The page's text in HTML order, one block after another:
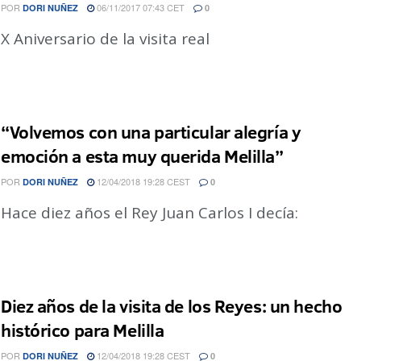
POR DORI NUÑEZ 06/11/2017 07:43 CET 0
X Aniversario de la visita real
“Volvemos con una particular alegría y
emoción a esta muy querida Melilla”
POR DORI NUÑEZ 12/04/2018 19:28 CEST 0
Hace diez años el Rey Juan Carlos I decía:
Diez años de la visita de los Reyes: un hecho
histórico para Melilla
POR DORI NUÑEZ 12/04/2018 19:28 CEST 0